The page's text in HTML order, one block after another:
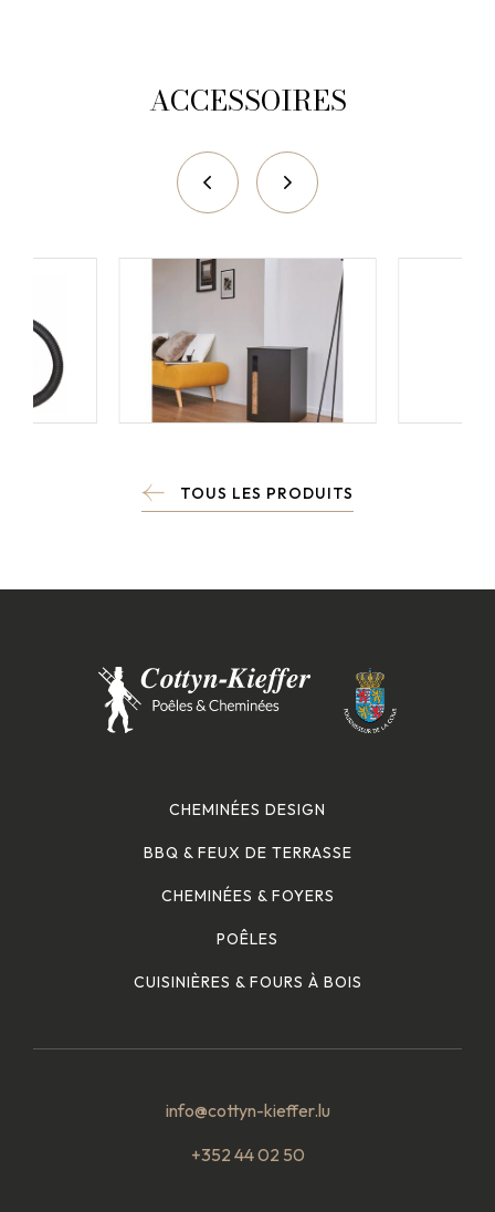
ACCESSOIRES
TOUS LES PRODUITS
CHEMINÉES DESIGN
BBQ & FEUX DE TERRASSE
CHEMINÉES & FOYERS
POÊLES
CUISINIÈRES & FOURS À BOIS
info@cottyn-kieffer.lu
+352 44 02 50